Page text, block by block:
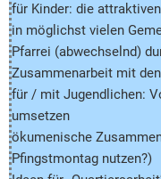
für Kinder: die
in möglichst vielen
Pfarrei (abwechselnd)
Zusammenarbeit mit
für / mit Jugendlichen:
umsetzen
ökumenische
Pfingstmontag nutzen?)